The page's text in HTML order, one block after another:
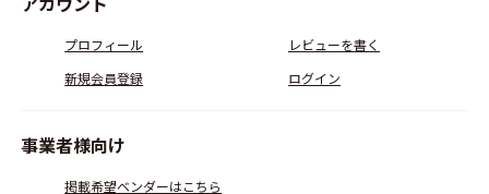
プロフィール
レビューを書く
新規会員登録
ログイン
事業者様向け
掲載希望ベンダーはこちら